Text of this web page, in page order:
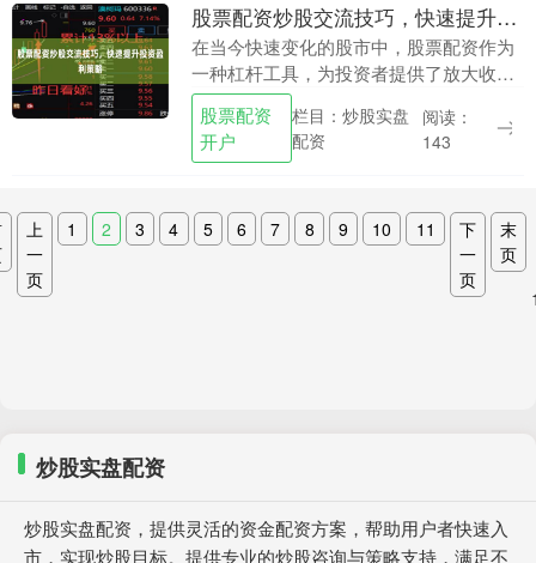
股票配资炒股交流技巧，快速提升投资盈利策略
在当今快速变化的股市中，股票配资作为
一种杠杆工具，为投资者提供了放大收益
的机会，但同时也伴随着更高的风险。如
何通过有效的交流技巧和策略，在配资炒
股中快速提升投资....
股票配资
开户
栏目：炒股实盘
配资
阅读：
143
上
一
页
1 2 3 4 5 6 7 8 9 10 11
下
一
页
末
页
炒股实盘配资
炒股实盘配资，提供灵活的资金配资方案，帮助用户者快速入
市，实现炒股目标。提供专业的炒股咨询与策略支持，满足不